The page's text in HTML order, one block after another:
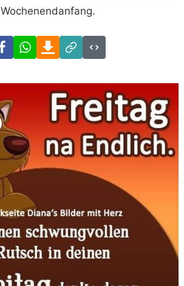
Wochenendanfang.
FacebookWhatsAppDownload
Link
Code